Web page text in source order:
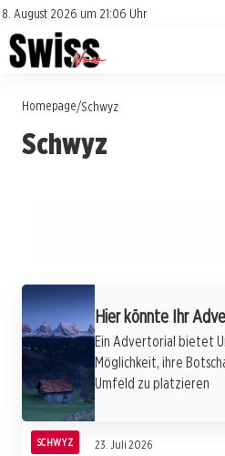
8. August 2026 um 21:06 Uhr
Impressum
Datenschutz
Jobs
Events
Homepage/Schwyz
Schwyz
24. Juli 2026
Hecht-Attacken im
24. Juli 2026
Einsiedeln: Ein Fest der
23. Juli 2026
Hier könnte Ihr
Ein Advertorial bietet
Möglichkeit, ihre
Umfeld zu platzieren
SCHWYZ 23. Juli 2026